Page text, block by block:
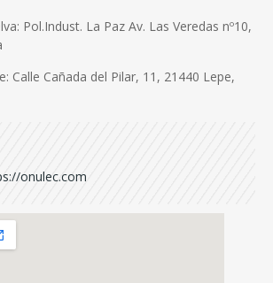
Pol.Indust. La Paz Av. Las Veredas nº10,
Calle Cañada del Pilar, 11, 21440 Lepe,